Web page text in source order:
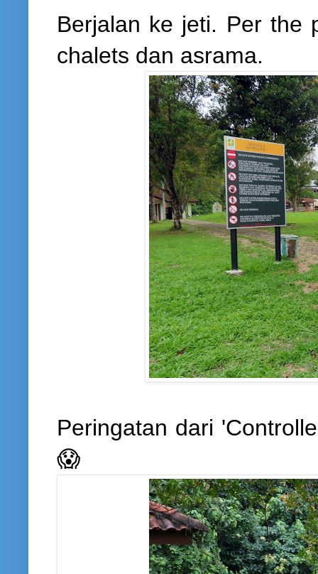
Berjalan ke jeti. Per the
chalets dan asrama.
Peringatan dari
😱